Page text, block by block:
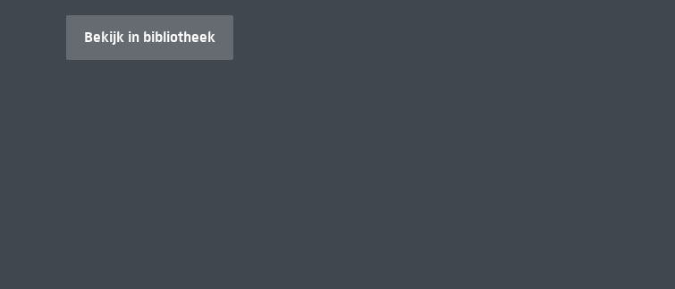
Bekijk in bibliotheek